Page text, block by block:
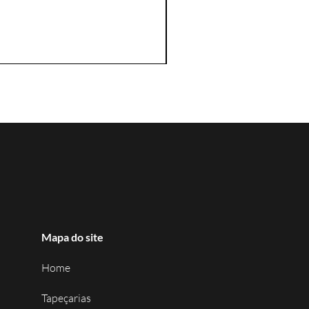
Mapa do site
Home
Tapeçarias